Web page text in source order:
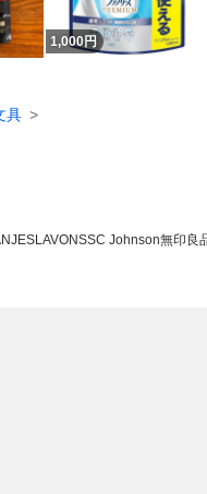
1,000円
具
LAVONSSC Johnson無印良